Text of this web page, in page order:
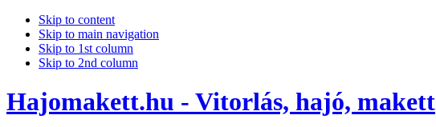
Skip to content
Skip to main navigation
Skip to 1st column
Skip to 2nd column
Hajomakett.hu - Vitorlás, hajó, makett